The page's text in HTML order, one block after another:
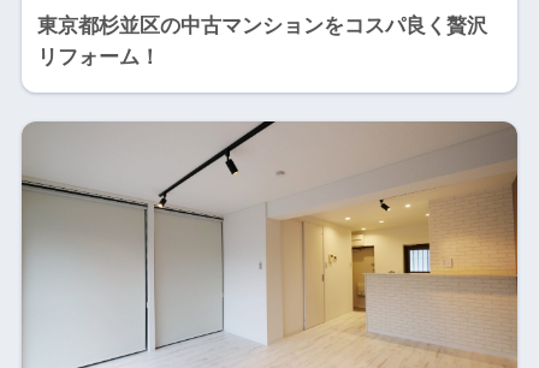
東京都杉並区の中古マンションをコスパ良く贅沢
リフォーム！